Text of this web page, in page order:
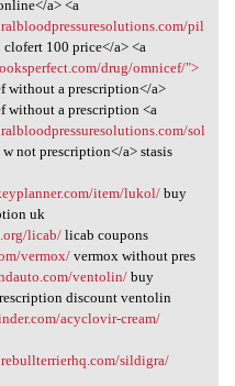
a> <a
pil
clofert 100 price</a> <a
drug/omnicef/">
without a prescription</a>
without a prescription <a
sol
not prescription</a> stasis
item/lukol/buy
uk
licab/licab coupons
vermox/vermox without pres
ventolin/buy
discount ventolin
acyclovir-cream/
sildigra/